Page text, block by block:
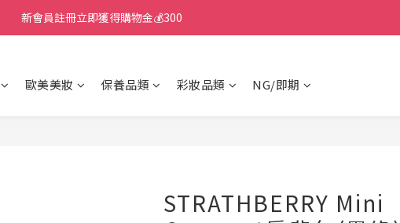
新會員註冊立即獲得購物金💰300
歐美美妝 保養品類 彩妝品類 NG/即期
STRATHBERRY Mini